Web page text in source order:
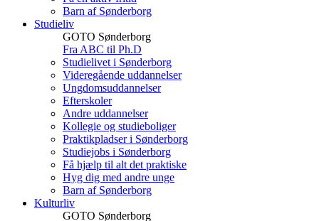
Barn af Sønderborg
Studieliv
GOTO Sønderborg
Fra ABC til Ph.D
Studielivet i Sønderborg
Videregående uddannelser
Ungdomsuddannelser
Efterskoler
Andre uddannelser
Kollegie og studieboliger
Praktikpladser i Sønderborg
Studiejobs i Sønderborg
Få hjælp til alt det praktiske
Hyg dig med andre unge
Barn af Sønderborg
Kulturliv
GOTO Sønderborg